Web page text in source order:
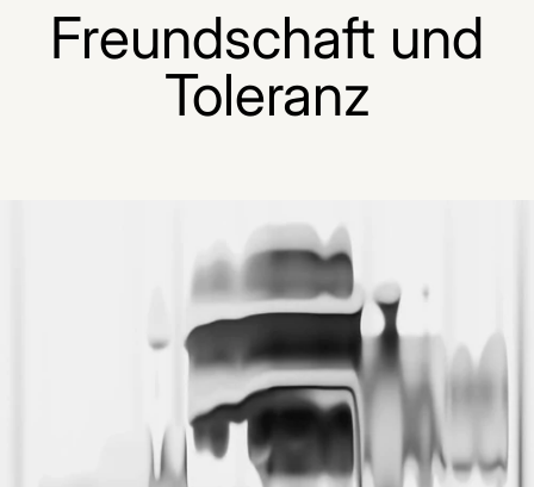
Freundschaft und
Toleranz